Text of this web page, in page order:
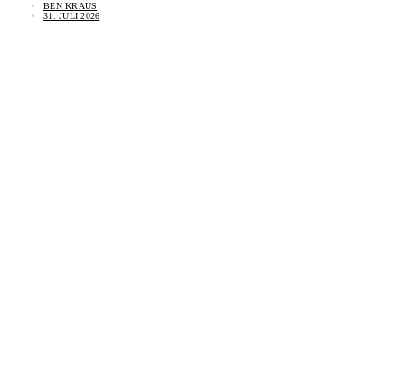
BEN KRAUS
31. JULI 2026